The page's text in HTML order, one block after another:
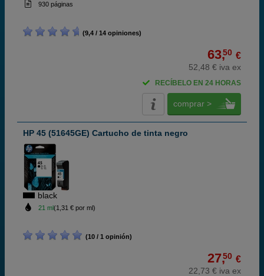
930 páginas
(9,4 / 14 opiniones)
63,50 €
52,48 € iva ex
RECÍBELO EN 24 HORAS
comprar >
HP 45 (51645GE) Cartucho de tinta negro
black
21 ml(1,31 € por ml)
(10 / 1 opinión)
27,50 €
22,73 € iva ex